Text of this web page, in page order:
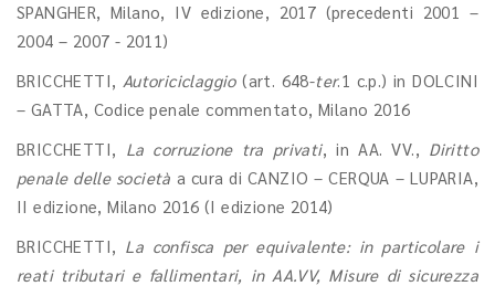
SPANGHER, Milano, IV edizione, 2017 (precedenti 2001 –
2004 – 2007 - 2011)
BRICCHETTI, Autoriciclaggio(art. 648-ter.1 c.p.) in DOLCINI
– GATTA, Codice penale commentato, Milano 2016
BRICCHETTI, La corruzione tra privati, in AA. VV., Diritto
penale delle società a cura di CANZIO – CERQUA – LUPARIA,
II edizione, Milano 2016 (I edizione 2014)
BRICCHETTI, La confisca per equivalente: in particolare i
reati tributari e fallimentari, in AA.VV, Misure di sicurezza